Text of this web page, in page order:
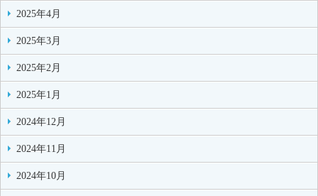
2025年4月
2025年3月
2025年2月
2025年1月
2024年12月
2024年11月
2024年10月